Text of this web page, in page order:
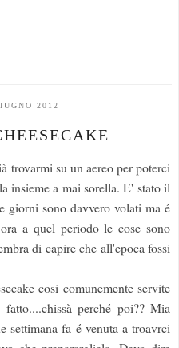
2012
trovarmi su un aereo per poterci
insieme a mai sorella. E' stato il
giorni sono davvero volati ma é
a quel periodo le cose sono
di capire che all'epoca fossi
cosi comunemente servite
perché poi?? Mia
settimana fa é venuta a troavrci